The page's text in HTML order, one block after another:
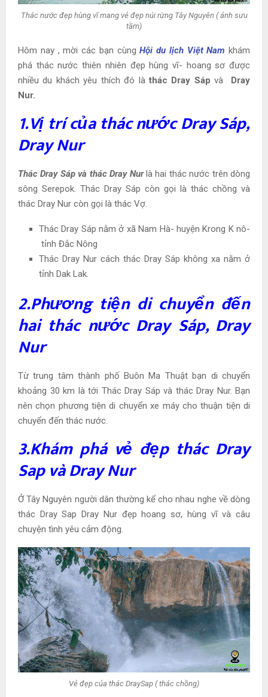
Thác nước đẹp hùng vĩ mang vẻ đẹp núi rừng Tây Nguyên ( ảnh sưu
tầm)
Hôm nay , mời các bạn cùngHội du lịch Việt Nam khám
phá thác nước thiên nhiên đẹp hùng vĩ- hoang sơ được
nhiều du khách yêu thích đó là thác Dray Sáp và
Dray
Nur.
1.Vị trí của thác nước Dray Sáp,
Dray Nur
Thác Dray Sáp và thác Dray Nurlà hai thác nước trên dòng
sông Serepok. Thác Dray Sáp còn gọi là thác chồng và
thác Dray Nur còn gọi là thác Vợ.
Thác Dray Sáp nằm ở xã Nam Hà- huyện Krong K nô-
tỉnh Đắc Nông
Thác Dray Nur cách thác Dray Sáp không xa nằm ở
tỉnh Dak Lak.
2.Phương tiện di chuyển đến
hai thác nước Dray Sáp, Dray
Nur
Từ trung tâm thành phố Buôn Ma Thuật bạn di chuyển
khoảng 30 km là tới Thác Dray Sáp và thác Dray Nur. Bạn
nên chọn phương tiện di chuyển xe máy cho thuận tiện di
chuyển đến thác nước.
3.Khám phá vẻ đẹp thác Dray
Sap và Dray Nur
Ở Tây Nguyên người dân thường kể cho nhau nghe về dòng
thác Dray Sap Dray Nur đẹp hoang sơ, hùng vĩ và câu
chuyện tình yêu cảm động.
Vẻ đẹp của thác DraySap ( thác chồng)